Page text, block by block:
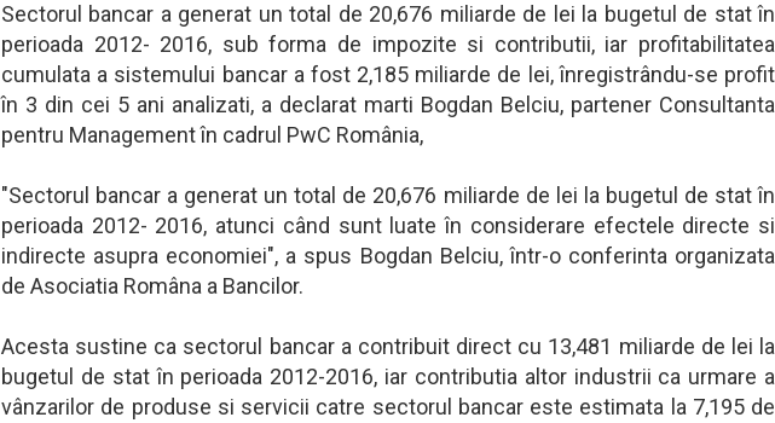
Sectorul bancar a generat un total de 20,676 miliarde de lei la bugetul de stat în
perioada 2012- 2016, sub forma de impozite si contributii, iar profitabilitatea
cumulata a sistemului bancar a fost 2,185 miliarde de lei, înregistrându-se profit
în 3 din cei 5 ani analizati, a declarat marti Bogdan Belciu, partener Consultanta
pentru Management în cadrul PwC România,
"Sectorul bancar a generat un total de 20,676 miliarde de lei la bugetul de stat în
perioada 2012- 2016, atunci când sunt luate în considerare efectele directe si
indirecte asupra economiei", a spus Bogdan Belciu, într-o conferinta organizata
de Asociatia Româna a Bancilor.
Acesta sustine ca sectorul bancar a contribuit direct cu 13,481 miliarde de lei la
bugetul de stat în perioada 2012-2016, iar contributia altor industrii ca urmare a
vânzarilor de produse si servicii catre sectorul bancar este estimata la 7,195 de